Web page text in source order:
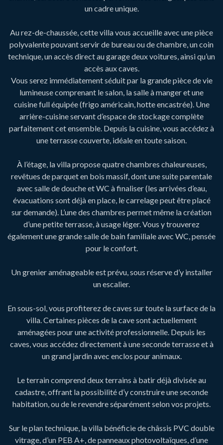
un cadre unique.
Au rez-de-chaussée, cette villa vous accueille avec une pièce
polyvalente pouvant servir de bureau ou de chambre, un coin
technique, un accès direct au garage deux voitures, ainsi qu’un
accès aux caves.
Vous serez immédiatement séduit par la grande pièce de vie
lumineuse comprenant le salon, la salle à manger et une
cuisine full équipée (frigo américain, hotte encastrée). Une
arrière-cuisine servant d’espace de stockage complète
parfaitement cet ensemble. Depuis la cuisine, vous accédez à
une terrasse couverte, idéale en toute saison.
À l’étage, la villa propose quatre chambres chaleureuses,
revêtues de parquet en bois massif, dont une suite parentale
avec salle de douche et WC à finaliser (les arrivées d’eau,
évacuations sont déjà en place, le carrelage peut être placé
sur demande). L’une des chambres permet même la création
d’une petite terrasse, à usage léger. Vous y trouverez
également une grande salle de bain familiale avec WC, pensée
pour le confort.
Un grenier aménageable est prévu, sous réserve d’y installer
un escalier.
En sous-sol, vous profiterez de caves sur toute la surface de la
villa. Certaines pièces de la cave sont actuellement
aménagées pour une activité professionnelle. Depuis les
caves, vous accédez directement à une seconde terrasse et à
un grand jardin avec enclos pour animaux.
Le terrain comprend deux terrains à batir déjà divisée au
cadastre, offrant la possibilité d’y construire une seconde
habitation, ou de le revendre séparément selon vos projets.
Sur le plan technique, la villa bénéficie de châssis PVC double
vitrage, d’un PEB A+, de panneaux photovoltaïques, d’une